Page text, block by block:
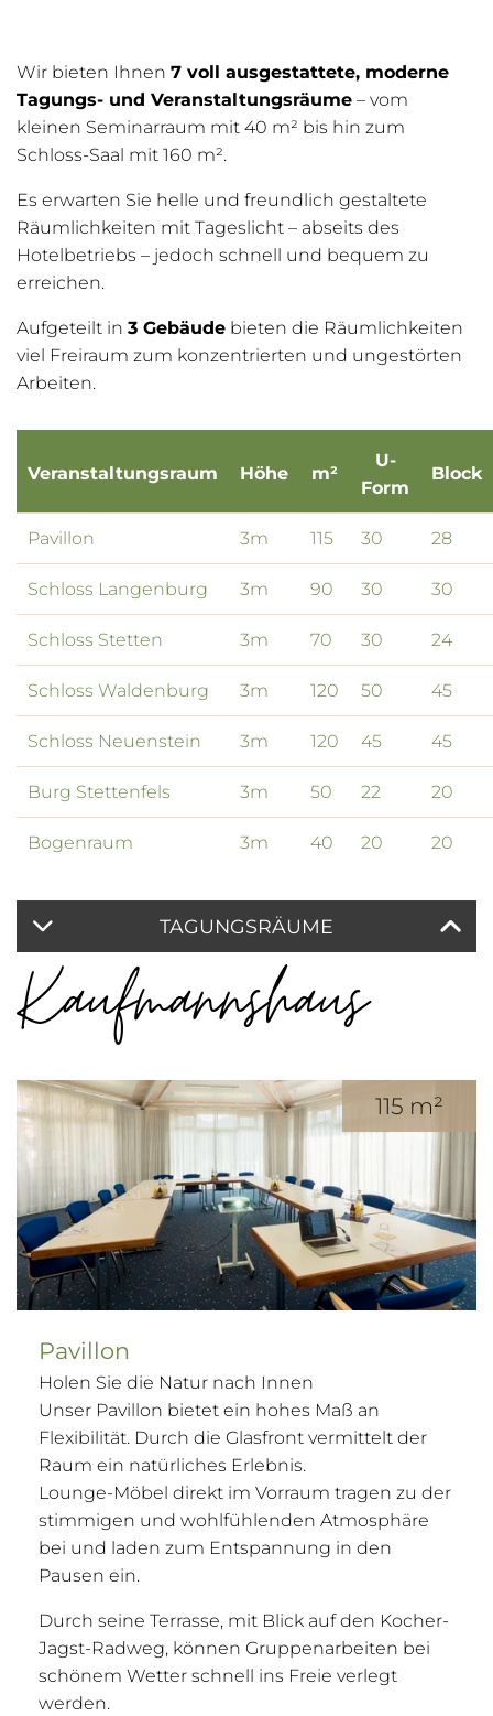
Wir bieten Ihnen 7 voll ausgestattete, moderne
Tagungs- und Veranstaltungsräume – vom
kleinen Seminarraum mit 40 m² bis hin zum
Schloss-Saal mit 160 m².
Es erwarten Sie helle und freundlich gestaltete
Räumlichkeiten mit Tageslicht – abseits des
Hotelbetriebs – jedoch schnell und bequem zu
erreichen.
Aufgeteilt in 3 Gebäude bieten die Räumlichkeiten
viel Freiraum zum konzentrierten und ungestörten
Arbeiten.
Veranstaltungsraum Höhe m²
U-
Form
Block
Pavillon 3m 115 30 28
Schloss Langenburg 3m 90 30 30
Schloss Stetten 3m 70 30 24
Schloss Waldenburg 3m 120 50 45
Schloss Neuenstein 3m 120 45 45
Burg Stettenfels 3m 50 22 20
Bogenraum 3m 40 20 20
TAGUNGSRÄUME
Kaufmannshaus
Pavillon
Holen Sie die Natur nach Innen
Unser Pavillon bietet ein hohes Maß an
Flexibilität. Durch die Glasfront vermittelt der
Raum ein natürliches Erlebnis.
Lounge-Möbel direkt im Vorraum tragen zu der
stimmigen und wohlfühlenden Atmosphäre
bei und laden zum Entspannung in den
Pausen ein.
Durch seine Terrasse, mit Blick auf den Kocher-
Jagst-Radweg, können Gruppenarbeiten bei
schönem Wetter schnell ins Freie verlegt
werden.
115 m²